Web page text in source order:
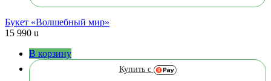
Букет «Волшебный мир»
15 990 u
В корзину
Купить с